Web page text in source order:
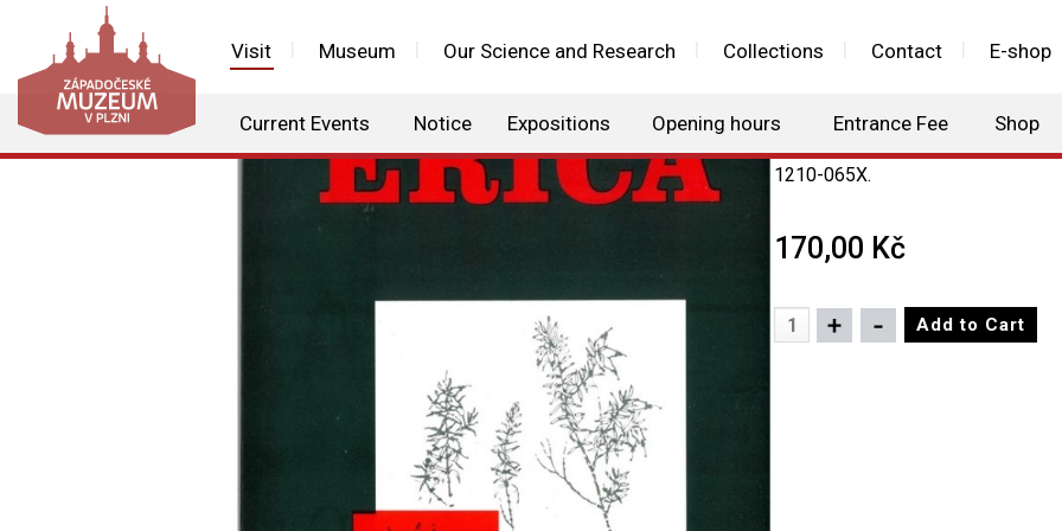
Visit Museum Our Science and Research Collections Contact E-shop
Current Events Notice Expositions Opening hours Entrance Fee Shop
1210-065X.
170,00 Kč